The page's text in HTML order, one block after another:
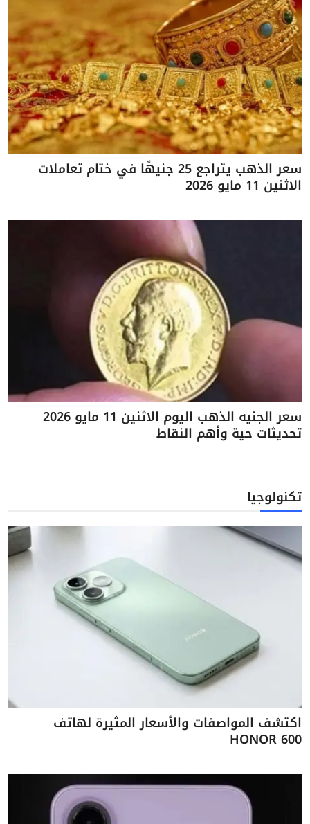
سعر الذهب يتراجع 25 جنيهًا في ختام تعاملات
الاثنين 11 مايو 2026
سعر الجنيه الذهب اليوم الاثنين 11 مايو 2026
تحديثات حية وأهم النقاط
تكنولوجيا
اكتشف المواصفات والأسعار المثيرة لهاتف
HONOR 600